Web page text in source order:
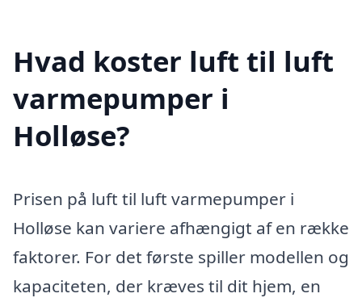
Hvad koster luft til luft
varmepumper i
Holløse?
Prisen på luft til luft varmepumper i
Holløse kan variere afhængigt af en række
faktorer. For det første spiller modellen og
kapaciteten, der kræves til dit hjem, en